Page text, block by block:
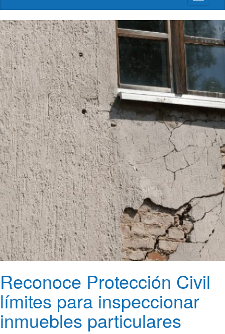
menú
Reconoce Protección Civil
límites para inspeccionar
inmuebles particulares